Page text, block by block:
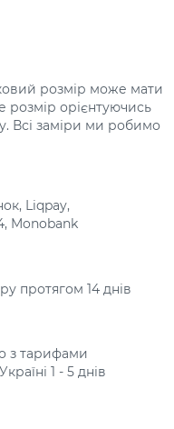
розмір може мати
розмір орієнтуючись
Всі заміри ми робимо
Liqpay,
Monobank
протягом 14 днів
з тарифами
1 - 5 днів